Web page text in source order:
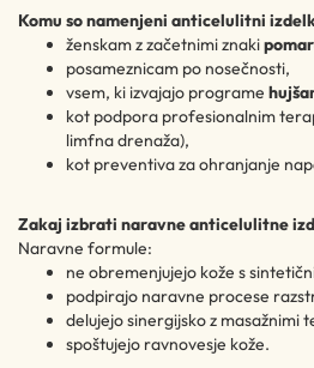
Komu so namenjeni anticelulitni
ženskam z začetnimi znaki
posameznicam po nosečnosti,
vsem, ki izvajajo programe
kot podpora profesionalnim
limfna drenaža),
kot preventiva za ohranjanje
Zakaj izbrati naravne anticelulitne
Naravne formule:
ne obremenjujejo kože s
podpirajo naravne procese
delujejo sinergijsko z masažnimi
spoštujejo ravnovesje kože.